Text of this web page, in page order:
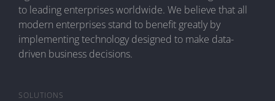
to leading enterprises worldwide. We believe that all
modern enterprises stand to benefit greatly by
implementing technology designed to make data-
driven business decisions.
SOLUTIONS